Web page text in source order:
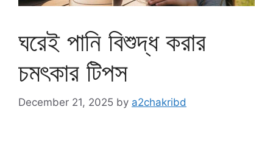
ঘরেই পানি বিশুদ্ধ করার
চমৎকার টিপস
December 21, 2025 by a2chakribd